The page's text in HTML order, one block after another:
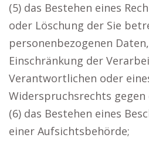
(5) das Bestehen eines
oder Löschung der Sie
personenbezogenen
Einschränkung der
Verantwortlichen oder
Widerspruchsrechts
(6) das Bestehen eines
einer Aufsichtsbehörde;